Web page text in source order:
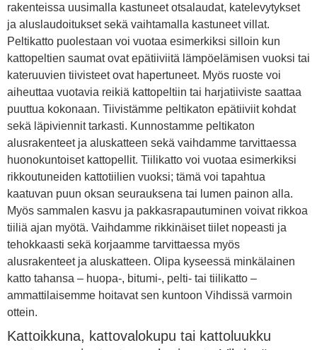
rakenteissa uusimalla kastuneet otsalaudat, katelevytykset
ja aluslaudoitukset sekä vaihtamalla kastuneet villat.
Peltikatto puolestaan voi vuotaa esimerkiksi silloin kun
kattopeltien saumat ovat epätiiviitä lämpöelämisen vuoksi tai
kateruuvien tiivisteet ovat hapertuneet. Myös ruoste voi
aiheuttaa vuotavia reikiä kattopeltiin tai harjatiiviste saattaa
puuttua kokonaan. Tiivistämme peltikaton epätiiviit kohdat
sekä läpiviennit tarkasti. Kunnostamme peltikaton
alusrakenteet ja aluskatteen sekä vaihdamme tarvittaessa
huonokuntoiset kattopellit. Tiilikatto voi vuotaa esimerkiksi
rikkoutuneiden kattotiilien vuoksi; tämä voi tapahtua
kaatuvan puun oksan seurauksena tai lumen painon alla.
Myös sammalen kasvu ja pakkasrapautuminen voivat rikkoa
tiiliä ajan myötä. Vaihdamme rikkinäiset tiilet nopeasti ja
tehokkaasti sekä korjaamme tarvittaessa myös
alusrakenteet ja aluskatteen. Olipa kyseessä minkälainen
katto tahansa – huopa-, bitumi-, pelti- tai tiilikatto –
ammattilaisemme hoitavat sen kuntoon Vihdissä varmoin
ottein.
Kattoikkuna, kattovalokupu tai kattoluukku